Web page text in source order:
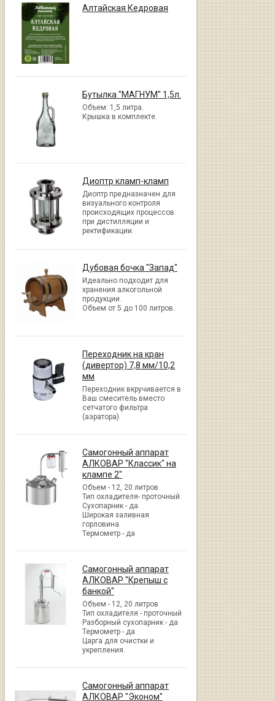
Алтайская Кедровая
Бутылка "МАГНУМ" 1,5л.
Объем: 1,5 литра.
Крышка в комплекте.
Диоптр кламп-кламп
Диоптр предназначен для
визуального контроля
происходящих процессов
при дистилляции и
ректификации.
Дубовая бочка "Запад"
Идеально подходит для
хранения алкогольной
продукции.
Объем от 5 до 100 литров.
Переходник на кран
(дивертор) 7,8 мм/10,2
мм
Переходник вкручивается в
Ваш смеситель вместо
сетчатого фильтра
(аэратора).
Самогонный аппарат
АЛКОВАР "Классик" на
клампе 2"
Объем - 12, 20 литров
Тип охладителя- проточный.
Сухопарник - да.
Широкая заливная
горловина.
Термометр - да
Самогонный аппарат
АЛКОВАР "Крепыш с
банкой"
Объем - 12, 20 литров
Тип охладителя - проточный
Разборный сухопарник - да
Термометр - да
Царга для очистки и
укрепления.
Самогонный аппарат
АЛКОВАР "Эконом"